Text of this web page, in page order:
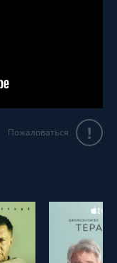
Пожаловаться !